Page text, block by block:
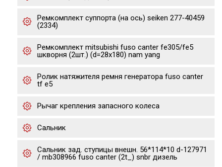
Ремкомплект суппорта (на ось) seiken 277-40459
(2334)
Ремкомплект mitsubishi fuso canter fe305/fe5
шкворня (2шт.) (d=28х180) nam yang
Ролик натяжителя ремня генератора fuso canter
tf e5
Рычаг крепления запасного колеса
Сальник
Сальник зад. ступицы внешн. 56*114*10 d-127971
/ mb308966 fuso canter (2t_) snbr дизель